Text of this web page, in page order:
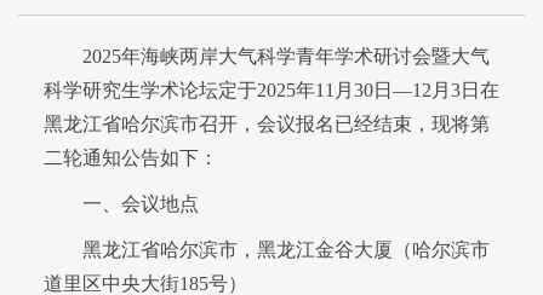
2025年海峡两岸大气科学青年学术研讨会暨大气
科学研究生学术论坛定于2025年11月30日—12月3日在
黑龙江省哈尔滨市召开，会议报名已经结束，现将第
二轮通知公告如下：
一、会议地点
黑龙江省哈尔滨市，黑龙江金谷大厦（哈尔滨市
道里区中央大街185号）